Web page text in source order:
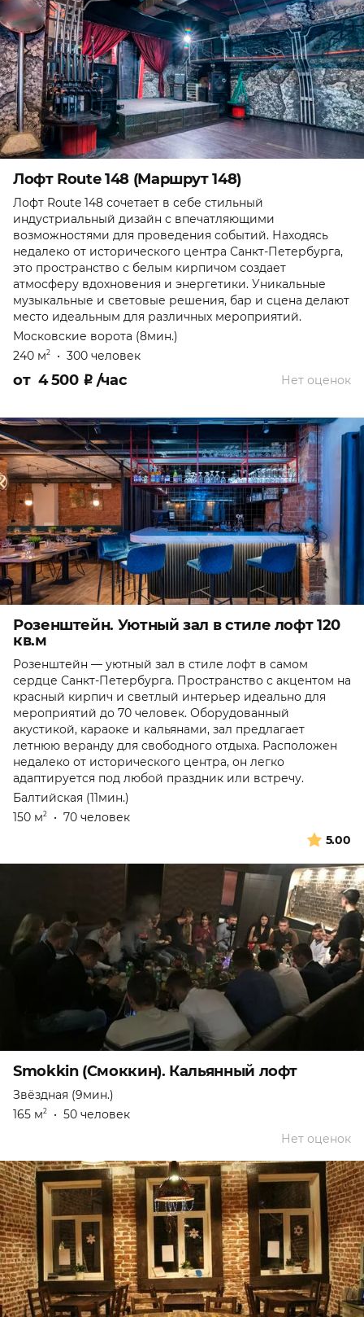
Лофт Route 148 (Маршрут 148)
Лофт Route 148 сочетает в себе стильный
индустриальный дизайн с впечатляющими
возможностями для проведения событий. Находясь
недалеко от исторического центра Санкт-Петербурга,
это пространство с белым кирпичом создает
атмосферу вдохновения и энергетики. Уникальные
музыкальные и световые решения, бар и сцена делают
место идеальным для различных мероприятий.
Московские ворота (8мин.)
240 м2 • 300 человек
Нет оценок
от 4 500 ₽ /час
Розенштейн. Уютный зал в стиле лофт 120
кв.м
Розенштейн — уютный зал в стиле лофт в самом
сердце Санкт-Петербурга. Пространство с акцентом на
красный кирпич и светлый интерьер идеально для
мероприятий до 70 человек. Оборудованный
акустикой, караоке и кальянами, зал предлагает
летнюю веранду для свободного отдыха. Расположен
недалеко от исторического центра, он легко
адаптируется под любой праздник или встречу.
Балтийская (11мин.)
150 м2 • 70 человек
5.00
Smokkin (Смоккин). Кальянный лофт
Звёздная (9мин.)
165 м2 • 50 человек
Нет оценок